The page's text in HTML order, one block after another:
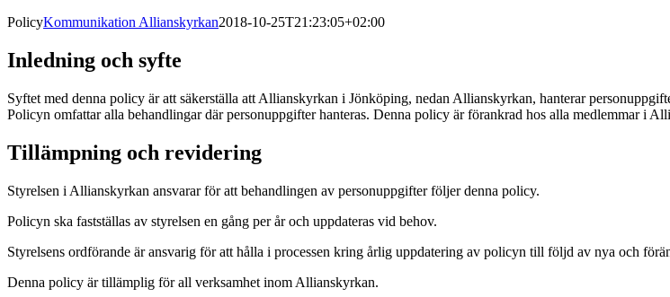
PolicyKommunikation Allianskyrkan2018-10-25T21:23:05+02:00
Inledning och syfte
Syftet med denna policy är att säkerställa att Allianskyrkan i Jönköping, nedan Allianskyrkan, hanterar
Policyn omfattar alla behandlingar där personuppgifter hanteras. Denna policy är förankrad hos alla medlemmar i
Tillämpning och revidering
Styrelsen i Allianskyrkan ansvarar för att behandlingen av personuppgifter följer denna policy.
Policyn ska fastställas av styrelsen en gång per år och uppdateras vid behov.
Styrelsens ordförande är ansvarig för att hålla i processen kring årlig uppdatering av policyn till följd av nya och
Denna policy är tillämplig för all verksamhet inom Allianskyrkan.